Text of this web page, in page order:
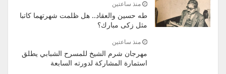
منذ ساعتين
طه حسين والعقاد.. هل ظلمت شهرتهما كاتبا
مثل زكى مبارك؟
منذ ساعتين
مهرجان شرم الشيخ للمسرح الشبابي يطلق
استمارة المشاركة لدورته السابعة